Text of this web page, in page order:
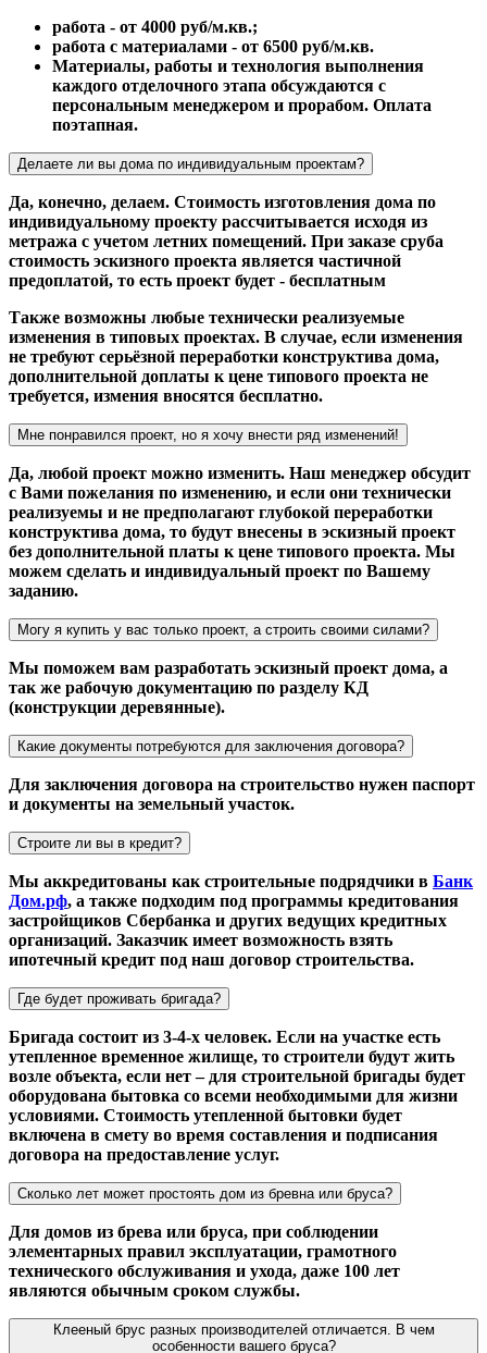
работа - от 4000 руб/м.кв.;
работа с материалами - от 6500 руб/м.кв.
Материалы, работы и технология выполнения
каждого отделочного этапа обсуждаются с
персональным менеджером и прорабом. Оплата
поэтапная.
Делаете ли вы дома по индивидуальным проектам?
Да, конечно, делаем. Стоимость изготовления дома по
индивидуальному проекту рассчитывается исходя из
метража с учетом летних помещений. При заказе сруба
стоимость эскизного проекта является частичной
предоплатой, то есть проект будет - бесплатным
Также возможны любые технически реализуемые
изменения в типовых проектах. В случае, если изменения
не требуют серьёзной переработки конструктива дома,
дополнительной доплаты к цене типового проекта не
требуется, измения вносятся бесплатно.
Мне понравился проект, но я хочу внести ряд изменений!
Да, любой проект можно изменить. Наш менеджер обсудит
с Вами пожелания по изменению, и если они технически
реализуемы и не предполагают глубокой переработки
конструктива дома, то будут внесены в эскизный проект
без дополнительной платы к цене типового проекта. Мы
можем сделать и индивидуальный проект по Вашему
заданию.
Могу я купить у вас только проект, а строить своими силами?
Мы поможем вам разработать эскизный проект дома, а
так же рабочую документацию по разделу КД
(конструкции деревянные).
Какие документы потребуются для заключения договора?
Для заключения договора на строительство нужен паспорт
и документы на земельный участок.
Строите ли вы в кредит?
Мы аккредитованы как строительные подрядчики в Банк
Дом.рф, а также подходим под программы кредитования
застройщиков Сбербанка и других ведущих кредитных
организаций. Заказчик имеет возможность взять
ипотечный кредит под наш договор строительства.
Где будет проживать бригада?
Бригада состоит из 3-4-х человек. Если на участке есть
утепленное временное жилище, то строители будут жить
возле объекта, если нет – для строительной бригады будет
оборудована бытовка со всеми необходимыми для жизни
условиями. Стоимость утепленной бытовки будет
включена в смету во время составления и подписания
договора на предоставление услуг.
Сколько лет может простоять дом из бревна или бруса?
Для домов из брева или бруса, при соблюдении
элементарных правил эксплуатации, грамотного
технического обслуживания и ухода, даже 100 лет
являются обычным сроком службы.
Клееный брус разных производителей отличается. В чем
особенности вашего бруса?